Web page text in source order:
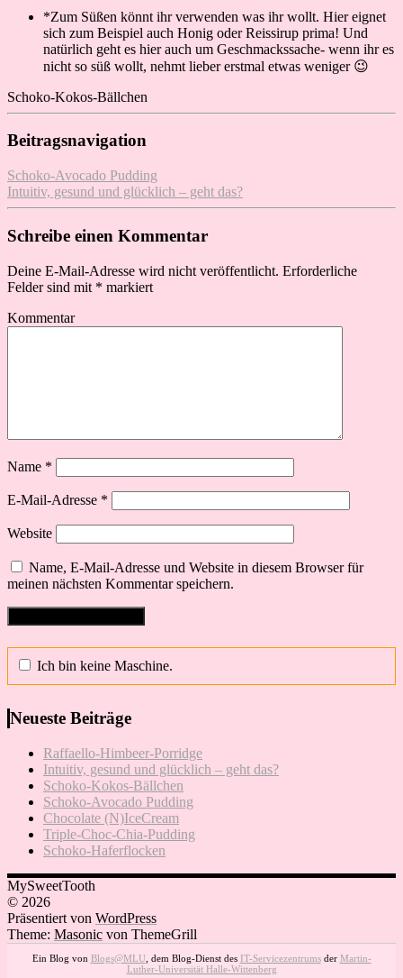
*Zum Süßen könnt ihr verwenden was ihr wollt. Hier eignet
sich zum Beispiel auch Honig oder Reissirup prima! Und
natürlich geht es hier auch um Geschmackssache- wenn ihr es
nicht so süß wollt, nehmt lieber erstmal etwas weniger 😉
Schoko-Kokos-Bällchen
Beitragsnavigation
Schoko-Avocado Pudding
Intuitiv, gesund und glücklich – geht das?
Schreibe einen Kommentar
Deine E-Mail-Adresse wird nicht veröffentlicht. Erforderliche
Felder sind mit * markiert
Kommentar
Name *
E-Mail-Adresse *
Website
Name, E-Mail-Adresse und Website in diesem Browser für
meinen nächsten Kommentar speichern.
Ich bin keine Maschine.
Neueste Beiträge
Raffaello-Himbeer-Porridge
Intuitiv, gesund und glücklich – geht das?
Schoko-Kokos-Bällchen
Schoko-Avocado Pudding
Chocolate (N)IceCream
Triple-Choc-Chia-Pudding
Schoko-Haferflocken
MySweetTooth
© 2026
Präsentiert von WordPress
Theme: Masonic von ThemeGrill
Ein Blog von Blogs@MLU, dem Blog-Dienst des IT-Servicezentrumsder Martin-
Luther-Universität Halle-Wittenberg